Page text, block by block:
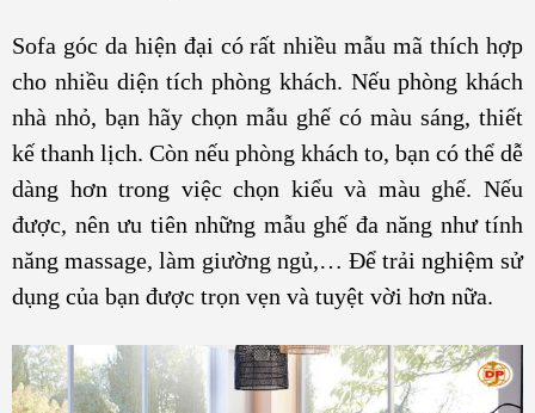
Sofa góc da hiện đại có rất nhiều mẫu mã thích hợp
cho nhiều diện tích phòng khách. Nếu phòng khách
nhà nhỏ, bạn hãy chọn mẫu ghế có màu sáng, thiết
kế thanh lịch. Còn nếu phòng khách to, bạn có thể dễ
dàng hơn trong việc chọn kiểu và màu ghế. Nếu
được, nên ưu tiên những mẫu ghế đa năng như tính
năng massage, làm giường ngủ,… Để trải nghiệm sử
dụng của bạn được trọn vẹn và tuyệt vời hơn nữa.